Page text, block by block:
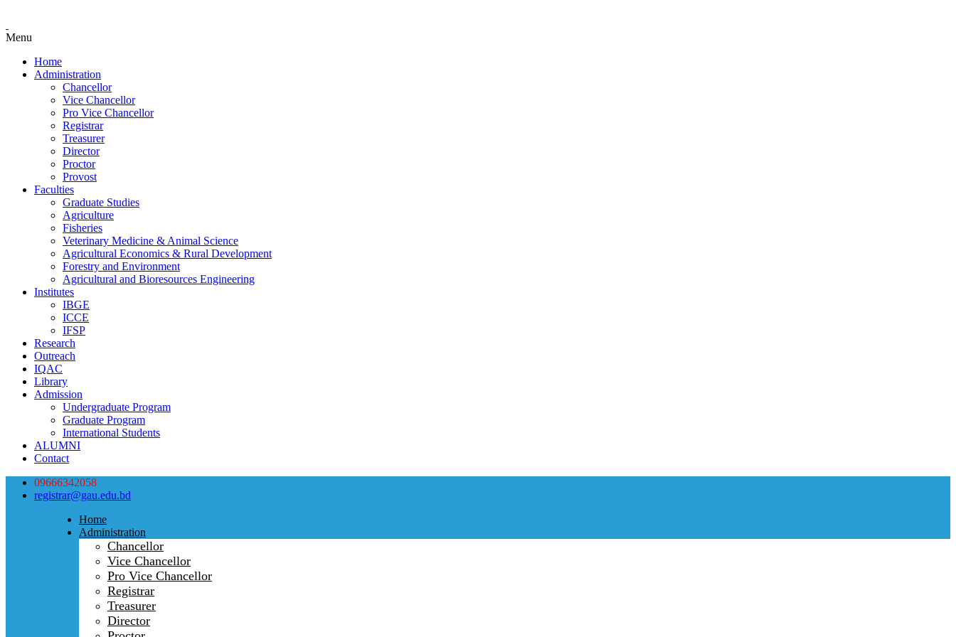
Menu
Home
Administration
Chancellor
Vice Chancellor
Pro Vice Chancellor
Registrar
Treasurer
Director
Proctor
Provost
Faculties
Graduate Studies
Agriculture
Fisheries
Veterinary Medicine & Animal Science
Agricultural Economics & Rural Development
Forestry and Environment
Agricultural and Bioresources Engineering
Institutes
IBGE
ICCE
IFSP
Research
Outreach
IQAC
Library
Admission
Undergraduate Program
Graduate Program
International Students
ALUMNI
Contact
09666342058
registrar@gau.edu.bd
Home
Administration
Chancellor
Vice Chancellor
Pro Vice Chancellor
Registrar
Treasurer
Director